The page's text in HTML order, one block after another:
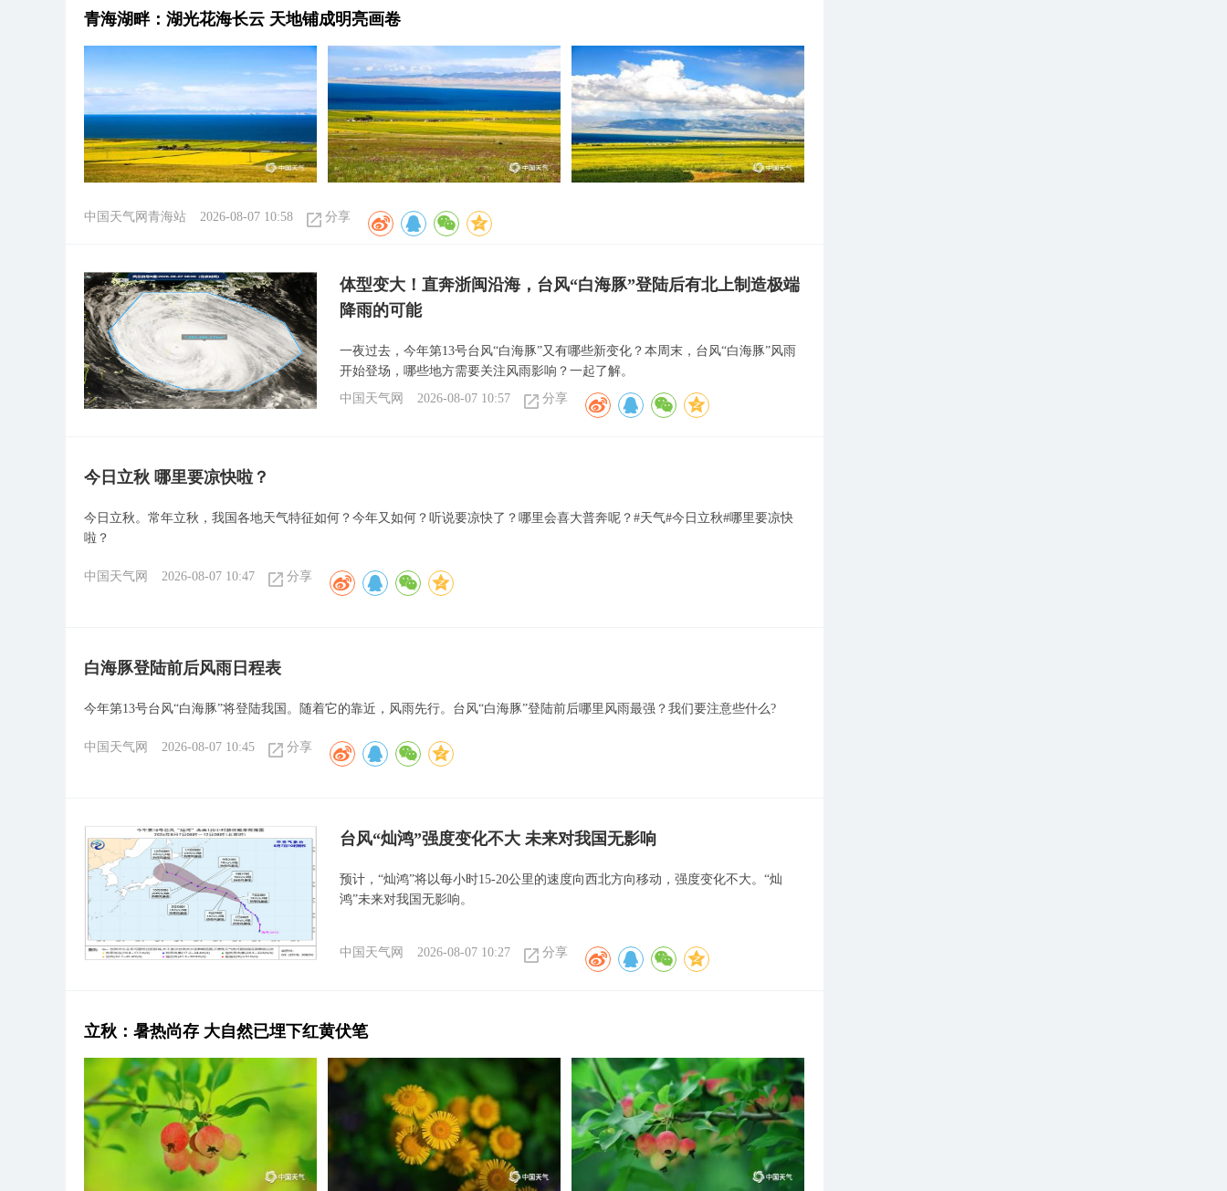
青海湖畔：湖光花海长云 天地铺成明亮画卷
中国天气网青海站 2026-08-07 10:58 分享
体型变大！直奔浙闽沿海，台风“白海豚”登陆后有北上制造极端
降雨的可能
一夜过去，今年第13号台风“白海豚”又有哪些新变化？本周末，台风“白海豚”风雨
开始登场，哪些地方需要关注风雨影响？一起了解。
中国天气网
2026-08-07 10:57 分享
今日立秋 哪里要凉快啦？
今日立秋。常年立秋，我国各地天气特征如何？今年又如何？听说要凉快了？哪里会喜大普奔呢？#天气#今日立秋#哪里要凉快
啦？
中国天气网 2026-08-07 10:47 分享
白海豚登陆前后风雨日程表
今年第13号台风“白海豚”将登陆我国。随着它的靠近，风雨先行。台风“白海豚”登陆前后哪里风雨最强？我们要注意些什么?
中国天气网 2026-08-07 10:45 分享
台风“灿鸿”强度变化不大 未来对我国无影响
预计，“灿鸿”将以每小时15-20公里的速度向西北方向移动，强度变化不大。“灿
鸿”未来对我国无影响。
中国天气网 2026-08-07 10:27 分享
立秋：暑热尚存 大自然已埋下红黄伏笔